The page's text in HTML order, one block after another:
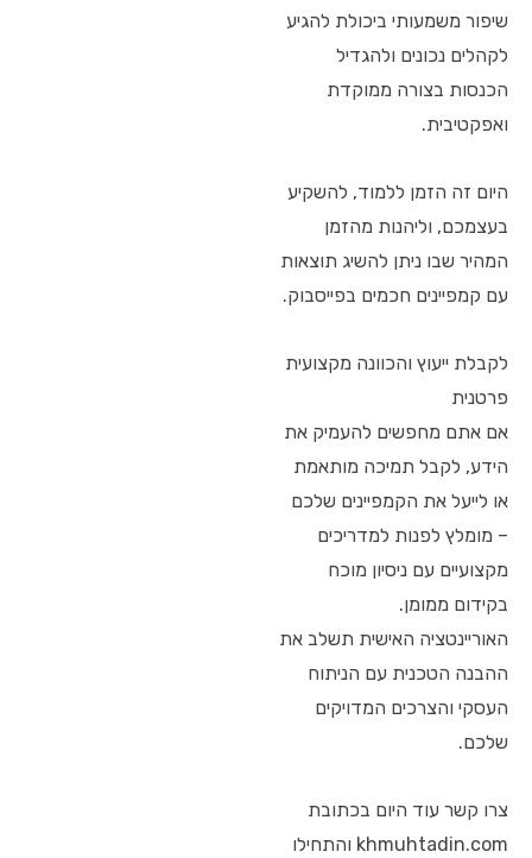
שיפור משמעותי ביכולת להגיע
לקהלים נכונים ולהגדיל
הכנסות בצורה ממוקדת
ואפקטיבית.
היום זה הזמן ללמוד, להשקיע
בעצמכם, וליהנות מהזמן
המהיר שבו ניתן להשיג תוצאות
עם קמפיינים חכמים בפייסבוק.
לקבלת ייעוץ והכוונה מקצועית
פרטנית
אם אתם מחפשים להעמיק את
הידע, לקבל תמיכה מותאמת
או לייעל את הקמפיינים שלכם
– מומלץ לפנות למדריכים
מקצועיים עם ניסיון מוכח
בקידום ממומן.
האוריינטציה האישית תשלב את
ההבנה הטכנית עם הניתוח
העסקי והצרכים המדויקים
שלכם.
צרו קשר עוד היום בכתובת
khmuhtadin.com והתחילו